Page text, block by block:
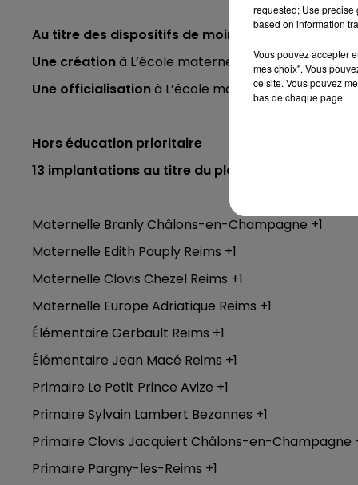
Au titre des dispositifs de moins de 3 ans
Une créationà L’école maternelle Cook / Vasco de
Une officialisationà L’école maternelle Billard /
Hors éducation prioritaire
13 implantations au titre du plafonnement des
Maternelle Branly Châlons-en-Champagne +1
Maternelle Edith Pouply Reims +1
Maternelle Clovis Chezel Reims +1
Maternelle Europe Adriatique Reims +1
Élémentaire Gerbault Reims +1
Élémentaire Jean Macé Reims +1
Primaire Le Petit Prince Avize +1
Primaire Sylvain Lambert Bezannes +1
Primaire Clovis Jacquiert Châlons-en-Champagne
Primaire Pargny-les-Reims +1
requested; Use precise
based on information
Vous pouvez accepter
mes choix". Vous
ce site. Vous pouvez
bas de chaque page.